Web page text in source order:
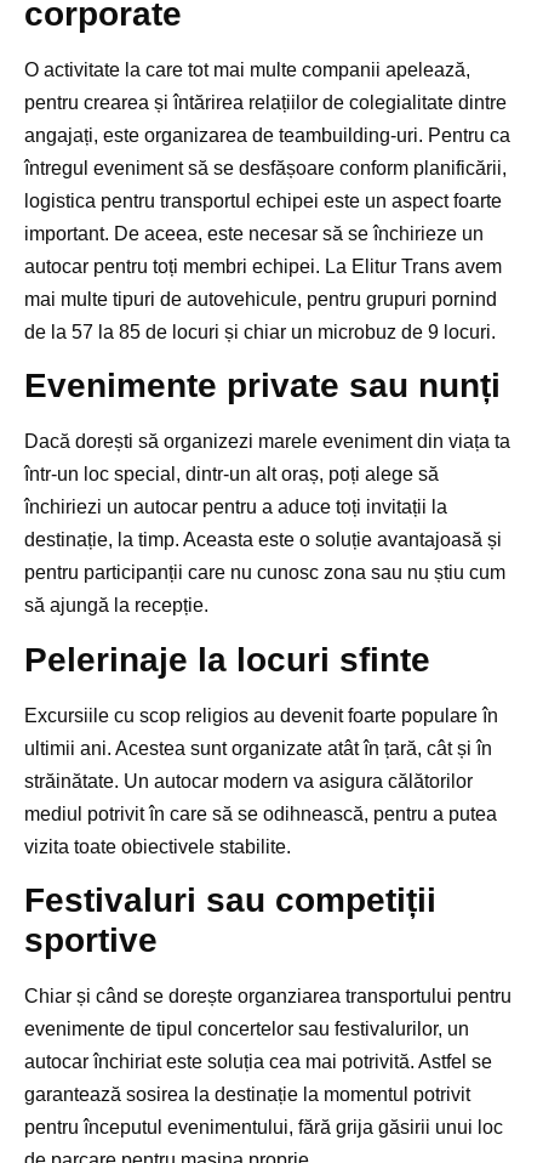
corporate
O activitate la care tot mai multe companii apelează,
pentru crearea și întărirea relațiilor de colegialitate dintre
angajați, este organizarea de teambuilding-uri. Pentru ca
întregul eveniment să se desfășoare conform planificării,
logistica pentru transportul echipei este un aspect foarte
important. De aceea, este necesar să se închirieze un
autocar pentru toți membri echipei. La Elitur Trans avem
mai multe tipuri de autovehicule, pentru grupuri pornind
de la 57 la 85 de locuri și chiar un microbuz de 9 locuri.
Evenimente private sau nunți
Dacă dorești să organizezi marele eveniment din viața ta
într-un loc special, dintr-un alt oraș, poți alege să
închiriezi un autocar pentru a aduce toți invitații la
destinație, la timp. Aceasta este o soluție avantajoasă și
pentru participanții care nu cunosc zona sau nu știu cum
să ajungă la recepție.
Pelerinaje la locuri sfinte
Excursiile cu scop religios au devenit foarte populare în
ultimii ani. Acestea sunt organizate atât în țară, cât și în
străinătate. Un autocar modern va asigura călătorilor
mediul potrivit în care să se odihnească, pentru a putea
vizita toate obiectivele stabilite.
Festivaluri sau competiții
sportive
Chiar și când se dorește organziarea transportului pentru
evenimente de tipul concertelor sau festivalurilor, un
autocar închiriat este soluția cea mai potrivită. Astfel se
garantează sosirea la destinație la momentul potrivit
pentru începutul evenimentului, fără grija găsirii unui loc